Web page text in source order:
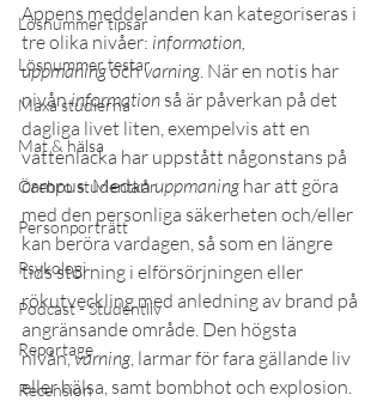
Lösnummer tipsar
Lösnummer testar
Maxa studierna
Mat & hälsa
Örebro studentkår
Personporträtt
Psykologi
Podcast - Studentliv
Reportage
Recension
Appens meddelanden kan kategoriseras i
tre olika nivåer: information,
uppmaning och varning. När en notis har
nivån information så är påverkan på det
dagliga livet liten, exempelvis att en
vattenläcka har uppstått någonstans på
campus. Medan uppmaning har att göra
med den personliga säkerheten och/eller
kan beröra vardagen, så som en längre
tids störning i elförsörjningen eller
rökutveckling med anledning av brand på
angränsande område. Den högsta
nivån, varning, larmar för fara gällande liv
eller hälsa, samt bombhot och explosion.